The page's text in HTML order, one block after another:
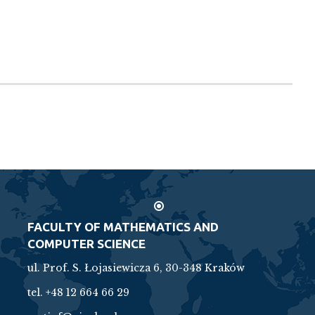
FACULTY OF MATHEMATICS AND
COMPUTER SCIENCE
ul. Prof. S. Łojasiewicza 6, 30-348 Kraków
tel. +48 12 664 66 29